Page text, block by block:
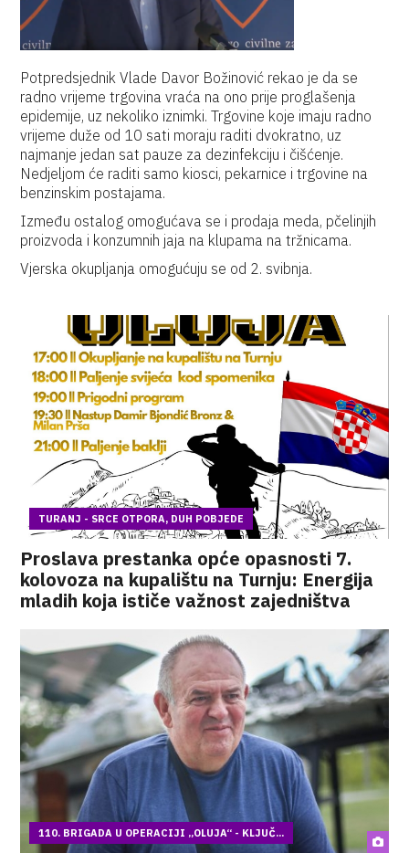
Potpredsjednik Vlade Davor Božinović rekao je da se
radno vrijeme trgovina vraća na ono prije proglašenja
epidemije, uz nekoliko iznimki. Trgovine koje imaju radno
vrijeme duže od 10 sati moraju raditi dvokratno, uz
najmanje jedan sat pauze za dezinfekciju i čišćenje.
Nedjeljom će raditi samo kiosci, pekarnice i trgovine na
benzinskim postajama.
Između ostalog omogućava se i prodaja meda, pčelinjih
proizvoda i konzumnih jaja na klupama na tržnicama.
Vjerska okupljanja omogućuju se od 2. svibnja.
TURANJ - SRCE OTPORA, DUH POBJEDE
Proslava prestanka opće opasnosti 7.
kolovoza na kupalištu na Turnju: Energija
mladih koja ističe važnost zajedništva
110. BRIGADA U OPERACIJI „OLUJA“ - KLJUČ...